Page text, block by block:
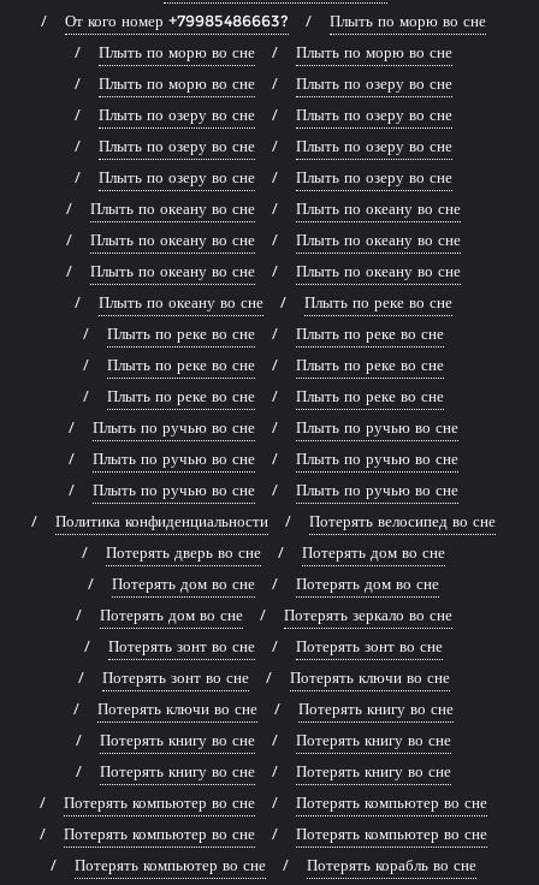
От кого номер +79985486663?
Плыть по морю во сне
Плыть по морю во сне
Плыть по морю во сне
Плыть по морю во сне
Плыть по озеру во сне
Плыть по озеру во сне
Плыть по озеру во сне
Плыть по озеру во сне
Плыть по озеру во сне
Плыть по озеру во сне
Плыть по озеру во сне
Плыть по океану во сне
Плыть по океану во сне
Плыть по океану во сне
Плыть по океану во сне
Плыть по океану во сне
Плыть по океану во сне
Плыть по океану во сне
Плыть по реке во сне
Плыть по реке во сне
Плыть по реке во сне
Плыть по реке во сне
Плыть по реке во сне
Плыть по реке во сне
Плыть по реке во сне
Плыть по ручью во сне
Плыть по ручью во сне
Плыть по ручью во сне
Плыть по ручью во сне
Плыть по ручью во сне
Плыть по ручью во сне
Политика конфиденциальности
Потерять велосипед во сне
Потерять дверь во сне
Потерять дом во сне
Потерять дом во сне
Потерять дом во сне
Потерять дом во сне
Потерять зеркало во сне
Потерять зонт во сне
Потерять зонт во сне
Потерять зонт во сне
Потерять ключи во сне
Потерять ключи во сне
Потерять книгу во сне
Потерять книгу во сне
Потерять книгу во сне
Потерять книгу во сне
Потерять книгу во сне
Потерять компьютер во сне
Потерять компьютер во сне
Потерять компьютер во сне
Потерять компьютер во сне
Потерять компьютер во сне
Потерять корабль во сне